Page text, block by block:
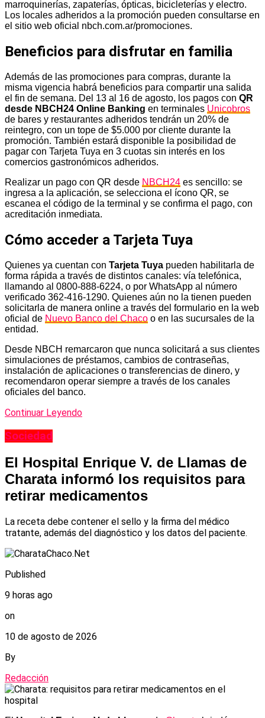
marroquinerías, zapaterías, ópticas, bicicleterías y electro.
Los locales adheridos a la promoción pueden consultarse en
el sitio web oficial nbch.com.ar/promociones.
Beneficios para disfrutar en familia
Además de las promociones para compras, durante la
misma vigencia habrá beneficios para compartir una salida
el fin de semana. Del 13 al 16 de agosto, los pagos con QR
desde NBCH24 Online Banking en terminales Unicobros
de bares y restaurantes adheridos tendrán un 20% de
reintegro, con un tope de $5.000 por cliente durante la
promoción. También estará disponible la posibilidad de
pagar con Tarjeta Tuya en 3 cuotas sin interés en los
comercios gastronómicos adheridos.
Realizar un pago con QR desde NBCH24 es sencillo: se
ingresa a la aplicación, se selecciona el ícono QR, se
escanea el código de la terminal y se confirma el pago, con
acreditación inmediata.
Cómo acceder a Tarjeta Tuya
Quienes ya cuentan con Tarjeta Tuya pueden habilitarla de
forma rápida a través de distintos canales: vía telefónica,
llamando al 0800-888-6224, o por WhatsApp al número
verificado 362-416-1290. Quienes aún no la tienen pueden
solicitarla de manera online a través del formulario en la web
oficial de Nuevo Banco del Chaco o en las sucursales de la
entidad.
Desde NBCH remarcaron que nunca solicitará a sus clientes
simulaciones de préstamos, cambios de contraseñas,
instalación de aplicaciones o transferencias de dinero, y
recomendaron operar siempre a través de los canales
oficiales del banco.
Continuar Leyendo
Sociedad
El Hospital Enrique V. de Llamas de
Charata informó los requisitos para
retirar medicamentos
La receta debe contener el sello y la firma del médico
tratante, además del diagnóstico y los datos del paciente.
Published
9 horas ago
on
10 de agosto de 2026
By
Redacción